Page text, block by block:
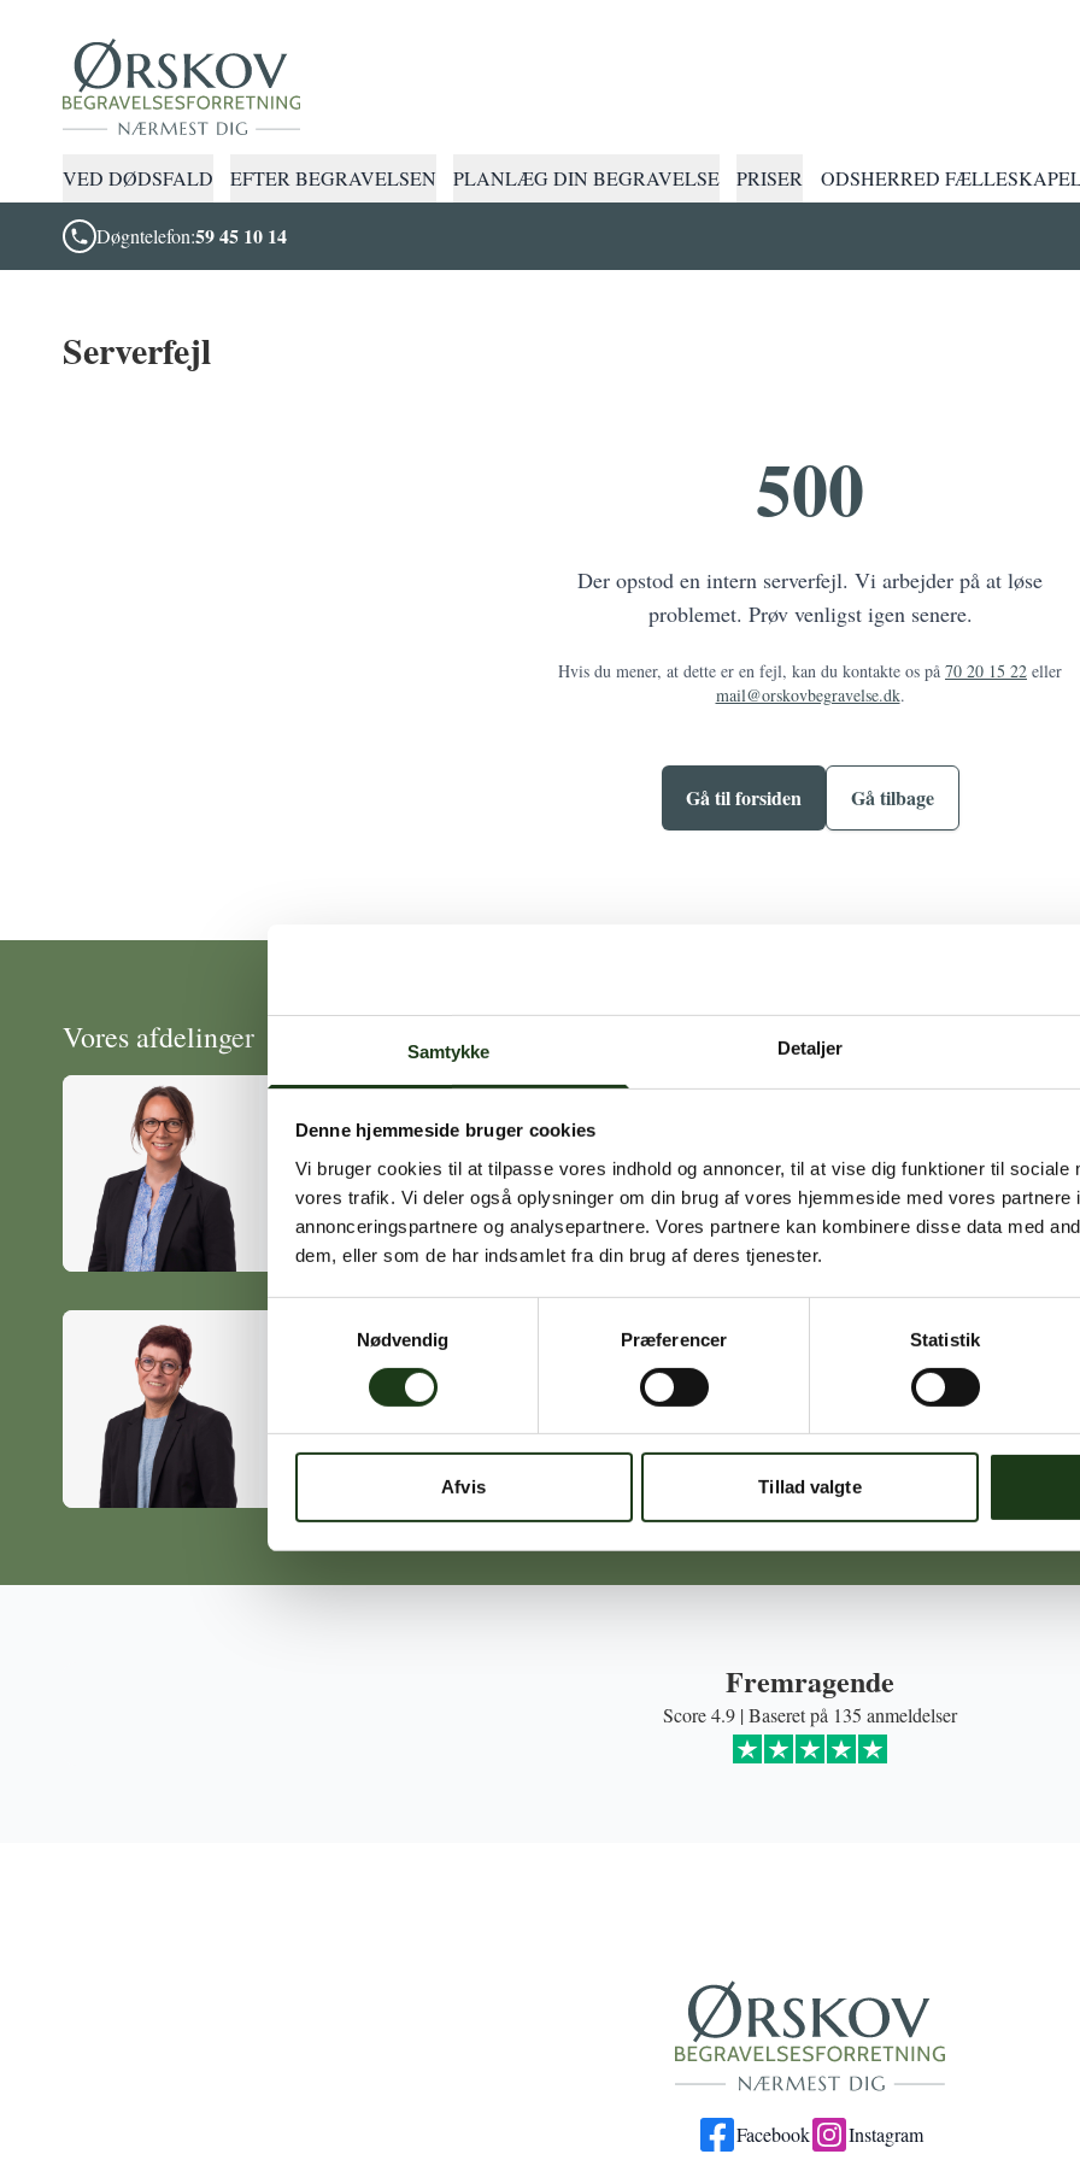
Samtykke Detaljer
Denne hjemmeside bruger cookies
Vi bruger cookies til at tilpasse vores indhold og annoncer, til at vise dig funktioner til sociale
vores trafik. Vi deler også oplysninger om din brug af vores hjemmeside med vores partnere
annonceringspartnere og analysepartnere. Vores partnere kan kombinere disse data med
dem, eller som de har indsamlet fra din brug af deres tjenester.
Samtykkevalg
Nødvendig
Præferencer Statistik
Afvis Tillad valgte
VED DØDSFALD EFTER BEGRAVELSEN PLANLÆG DIN BEGRAVELSE PRISER ODSHERRED
Døgntelefon:59 45 10 14
Serverfejl
500
Der opstod en intern serverfejl. Vi arbejder på at løse
problemet. Prøv venligst igen senere.
Hvis du mener, at dette er en fejl, kan du kontakte os på 70 20 15 22 eller
mail@orskovbegravelse.dk.
Gå til forsiden Gå tilbage
Vores afdelinger
Heidi Ørskov
Holbæk
59 45 10 14
Nykøbing Sj.
59 91 99 77
Birgitte Poulsen
59 31 75 95
Michael Ørskov
59 45 10 14
Fremragende
Score 4.9 | Baseret på 135 anmeldelser
Facebook
Instagram